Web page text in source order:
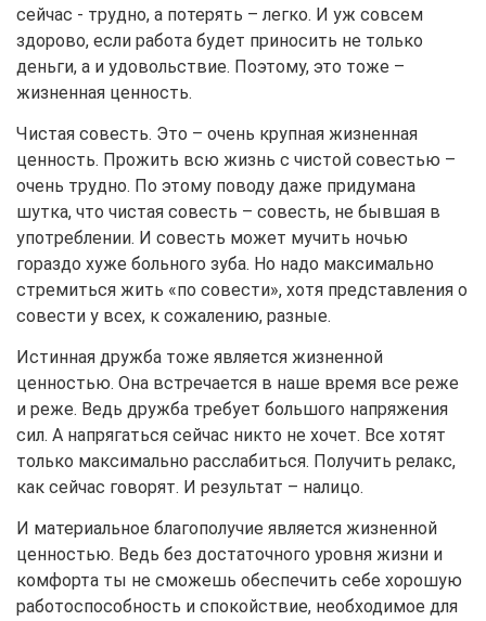
сейчас - трудно, а потерять – легко. И уж совсем
здорово, если работа будет приносить не только
деньги, а и удовольствие. Поэтому, это тоже –
жизненная ценность.
Чистая совесть. Это – очень крупная жизненная
ценность. Прожить всю жизнь с чистой совестью –
очень трудно. По этому поводу даже придумана
шутка, что чистая совесть – совесть, не бывшая в
употреблении. И совесть может мучить ночью
гораздо хуже больного зуба. Но надо максимально
стремиться жить «по совести», хотя представления о
совести у всех, к сожалению, разные.
Истинная дружба тоже является жизненной
ценностью. Она встречается в наше время все реже
и реже. Ведь дружба требует большого напряжения
сил. А напрягаться сейчас никто не хочет. Все хотят
только максимально расслабиться. Получить релакс,
как сейчас говорят. И результат – налицо.
И материальное благополучие является жизненной
ценностью. Ведь без достаточного уровня жизни и
комфорта ты не сможешь обеспечить себе хорошую
работоспособность и спокойствие, необходимое для